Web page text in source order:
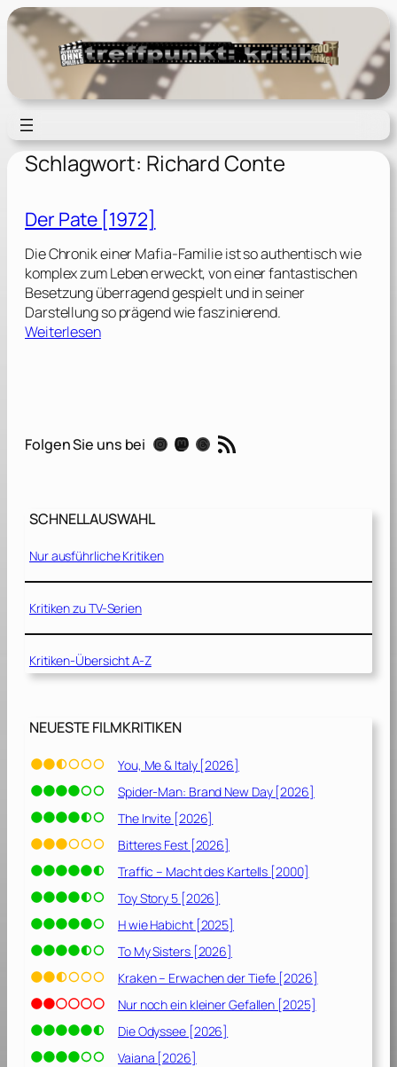
Zum
Inhalt
springen
Schlagwort: Richard Conte
Der Pate [1972]
Die Chronik einer Mafia-Familie ist so authentisch wie
komplex zum Leben erweckt, von einer fantastischen
Besetzung überragend gespielt und in seiner
Darstellung so prägend wie faszinierend.
Weiterlesen:
t
9
2
]
Folgen Sie uns bei Instagram Mastodon Threads RSS-Feed
SCHNELLAUSWAHL
Nur ausführliche Kritiken
Kritiken zu TV-Serien
Kritiken-Übersicht A-Z
NEUESTE FILMKRITIKEN
You, Me & Italy [2026]
Spider-Man: Brand New Day [2026]
The Invite [2026]
Bitteres Fest [2026]
Traffic – Macht des Kartells [2000]
Toy Story 5 [2026]
H wie Habicht [2025]
To My Sisters [2026]
Kraken – Erwachen der Tiefe [2026]
Nur noch ein kleiner Gefallen [2025]
Die Odyssee [2026]
Vaiana [2026]